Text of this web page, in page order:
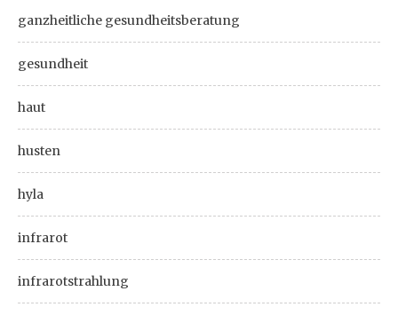
ganzheitliche gesundheitsberatung
gesundheit
haut
husten
hyla
infrarot
infrarotstrahlung